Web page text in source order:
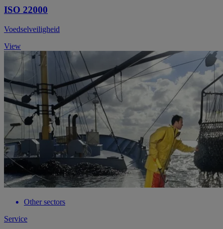
ISO 22000
Voedselveiligheid
View
Other sectors
Service